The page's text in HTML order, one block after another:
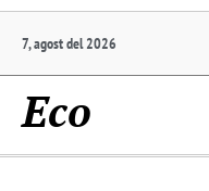
7, agost del 2026
Eco